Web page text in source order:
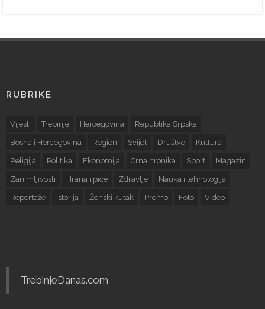
RUBRIKE
Vijesti Trebinje Hercegovina Republika Srpska
Bosna i Hercegovina Region Svijet Društvo Kultura
Religija Politika Ekonomija Crna hronika Sport Magazin
Zanimljivosti Hrana i piće Zdravlje Nauka i tehnologija
Reportaže Istorija Ženski kutak Promo Foto Video
TrebinjeDanas.com